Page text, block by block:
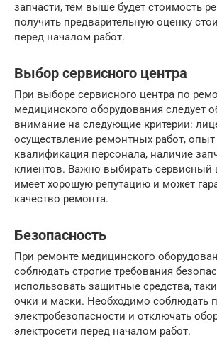
запчасти, тем выше будет стоимость
получить предварительную оценку
перед началом работ.
Выбор сервисного центра
При выборе сервисного центра по
медицинского оборудования следует
внимание на следующие критерии:
осуществление ремонтных работ,
квалификация персонала, наличие
клиентов. Важно выбирать сервисный
имеет хорошую репутацию и может
качество ремонта.
Безопасность
При ремонте медицинского
соблюдать строгие требования
использовать защитные средства,
очки и маски. Необходимо соблюдать
электробезопасности и отключать
электросети перед началом работ.